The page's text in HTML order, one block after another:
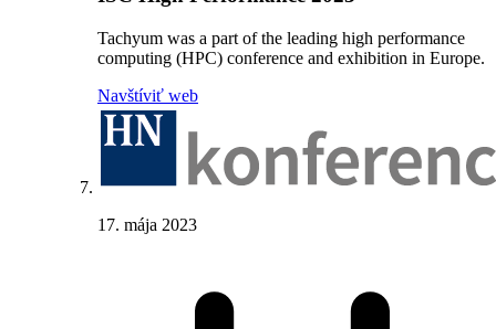
Tachyum was a part of the leading high performance
computing (HPC) conference and exhibition in Europe.
Navštíviť web
17. mája 2023